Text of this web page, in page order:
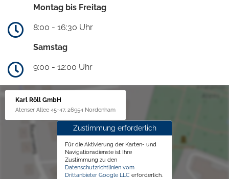
Montag bis Freitag
8:00 - 16:30 Uhr
Samstag
9:00 - 12:00 Uhr
Karl Röll GmbH
Atenser Allee 45-47, 26954 Nordenham
Zustimmung erforderlich
Für die Aktivierung der Karten- und
Navigationsdienste ist Ihre
Zustimmung zu den
Datenschutzrichtlinien vom
Drittanbieter Google LLC erforderlich.